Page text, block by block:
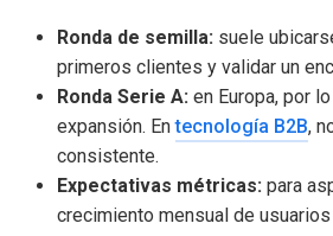
Ronda de semilla: suele
primeros clientes y validar un
Ronda Serie A: en Europa, por
expansión. Entecnología B2B,
consistente.
Expectativas métricas: para
crecimiento mensual de